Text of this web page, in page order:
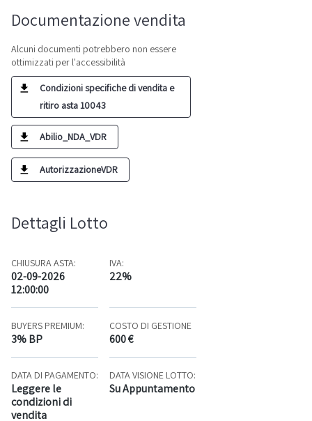
Documentazione vendita
Alcuni documenti potrebbero non essere
ottimizzati per l'accessibilità
Condizioni specifiche di vendita e
ritiro asta 10043
Abilio_NDA_VDR
AutorizzazioneVDR
Dettagli Lotto
CHIUSURA ASTA:
02-09-2026
12:00:00
IVA:
22%
BUYERS PREMIUM:
3% BP
COSTO DI GESTIONE
600 €
DATA DI PAGAMENTO:
Leggere le
condizioni di
vendita
DATA VISIONE LOTTO:
Su Appuntamento